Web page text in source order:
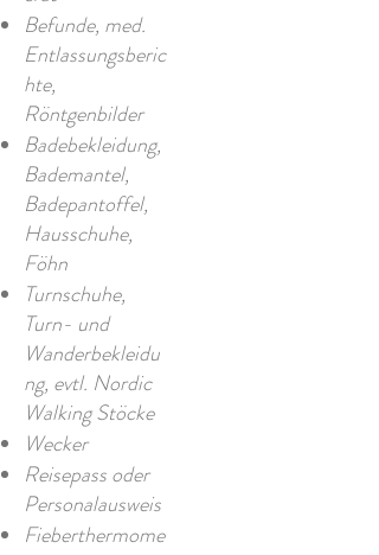
Befunde, med.
Entlassungsberic
hte,
Röntgenbilder
Badebekleidung,
Bademantel,
Badepantoffel,
Hausschuhe,
Föhn
Turnschuhe,
Turn- und
Wanderbekleidu
ng, evtl. Nordic
Walking Stöcke
Wecker
Reisepass oder
Personalausweis
Fieberthermome